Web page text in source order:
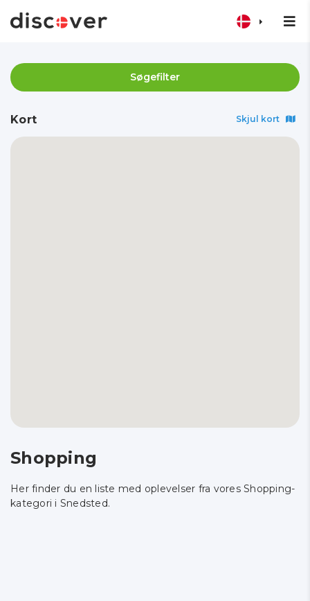
Søgefilter
Kort Skjul kort
Shopping
Her finder du en liste med oplevelser fra vores Shopping-
kategori i Snedsted.